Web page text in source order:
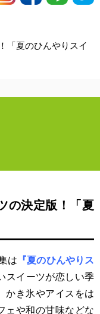
「夏のひんやりスイ
の決定版！「夏
は 『夏のひんやりス
スイーツが恋しい季
き氷やアイスをは
ェや和の甘味などな